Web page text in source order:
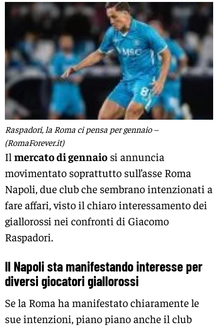
Raspadori, la Roma ci pensa per gennaio –
(RomaForever.it)
Il mercato di gennaio si annuncia
movimentato soprattutto sull’asse Roma
Napoli, due club che sembrano intenzionati a
fare affari, visto il chiaro interessamento dei
giallorossi nei confronti di Giacomo
Raspadori.
Il Napoli sta manifestando interesse per
diversi giocatori giallorossi
Se la Roma ha manifestato chiaramente le
sue intenzioni, piano piano anche il club